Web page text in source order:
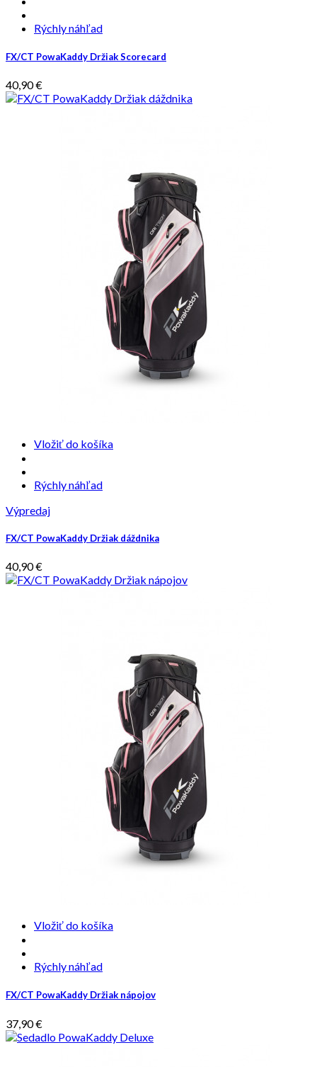
Rýchly náhľad
FX/CT PowaKaddy Držiak Scorecard
40,90 €
Vložiť do košíka
Rýchly náhľad
Výpredaj
FX/CT PowaKaddy Držiak dáždnika
40,90 €
Vložiť do košíka
Rýchly náhľad
FX/CT PowaKaddy Držiak nápojov
37,90 €